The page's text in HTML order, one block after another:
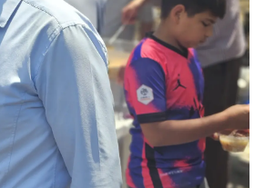
Muş
Nevşehir
Niğde
Ordu
Rize